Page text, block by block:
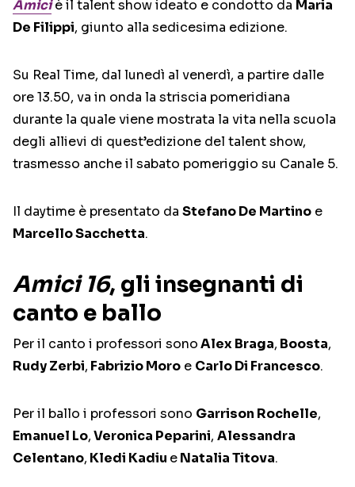
Amiciè il talent show ideato e condotto da Maria
De Filippi, giunto alla sedicesima edizione.
Su Real Time, dal lunedì al venerdì, a partire dalle
ore 13.50, va in onda la striscia pomeridiana
durante la quale viene mostrata la vita nella scuola
degli allievi di quest’edizione del talent show,
trasmesso anche il sabato pomeriggio su Canale 5.
Il daytime è presentato da Stefano De Martino e
Marcello Sacchetta.
Amici 16, gli insegnanti di
canto e ballo
Per il canto i professori sonoAlex Braga, Boosta,
Rudy Zerbi, Fabrizio Moro e Carlo Di Francesco.
Per il ballo i professori sono Garrison Rochelle,
Emanuel Lo,Veronica Peparini, Alessandra
Celentano, Kledi Kadiu eNatalia Titova.